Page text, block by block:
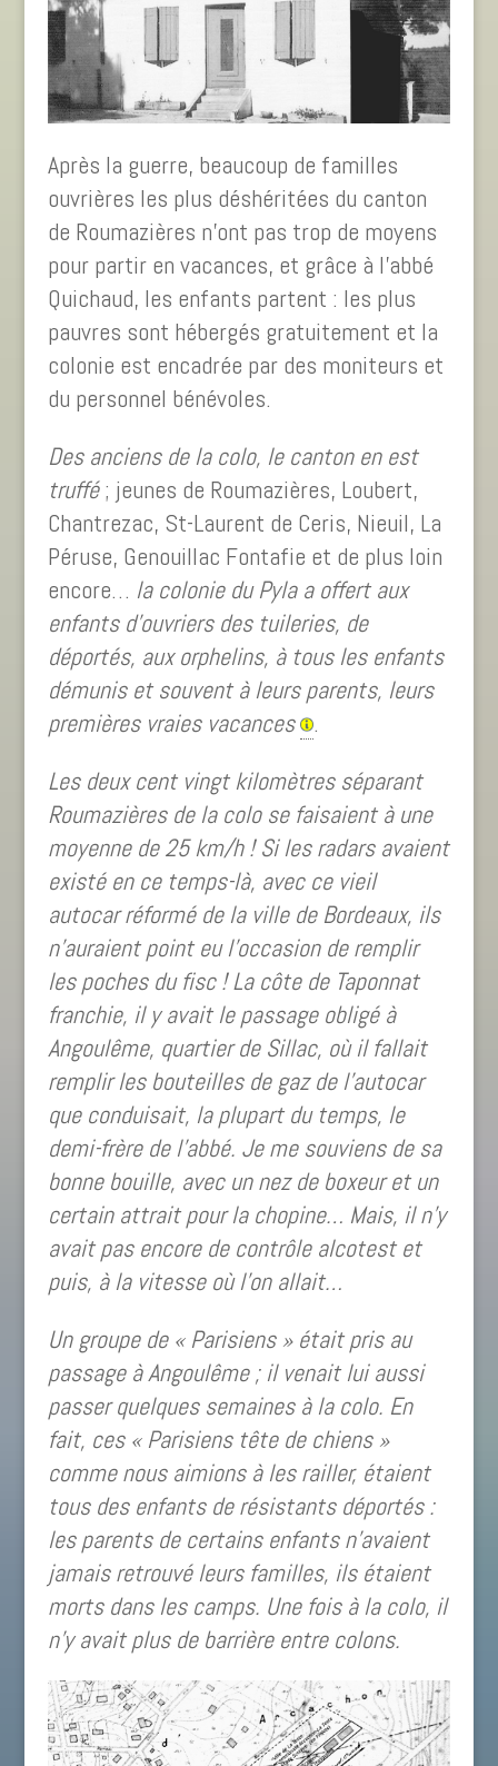
Après la guerre, beaucoup de familles
ouvrières les plus déshéritées du canton
de Roumazières n’ont pas trop de moyens
pour partir en vacances, et grâce à l’abbé
Quichaud, les enfants partent : les plus
pauvres sont hébergés gratuitement et la
colonie est encadrée par des moniteurs et
du personnel bénévoles.
Des anciens de la colo, le canton en est
truffé; jeunes de Roumazières, Loubert,
Chantrezac, St-Laurent de Ceris, Nieuil, La
Péruse, Genouillac Fontafie et de plus loin
encore… la colonie du Pyla a offert aux
enfants d’ouvriers des tuileries, de
déportés, aux orphelins, à tous les enfants
démunis et souvent à leurs parents, leurs
premières vraies vacances
.
Les deux cent vingt kilomètres séparant
Roumazières de la colo se faisaient à une
moyenne de 25 km/h ! Si les radars avaient
existé en ce temps-là, avec ce vieil
autocar réformé de la ville de Bordeaux, ils
n’auraient point eu l’occasion de remplir
les poches du fisc ! La côte de Taponnat
franchie, il y avait le passage obligé à
Angoulême, quartier de Sillac, où il fallait
remplir les bouteilles de gaz de l’autocar
que conduisait, la plupart du temps, le
demi-frère de l’abbé. Je me souviens de sa
bonne bouille, avec un nez de boxeur et un
certain attrait pour la chopine… Mais, il n’y
avait pas encore de contrôle alcotest et
puis, à la vitesse où l’on allait…
Un groupe de « Parisiens » était pris au
passage à Angoulême ; il venait lui aussi
passer quelques semaines à la colo. En
fait, ces « Parisiens tête de chiens »
comme nous aimions à les railler, étaient
tous des enfants de résistants déportés :
les parents de certains enfants n’avaient
jamais retrouvé leurs familles, ils étaient
morts dans les camps. Une fois à la colo, il
n’y avait plus de barrière entre colons.